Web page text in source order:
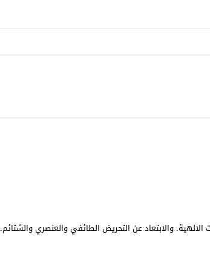
والابتعاد عن التحريض الطائفي والعنصري والشتائم.